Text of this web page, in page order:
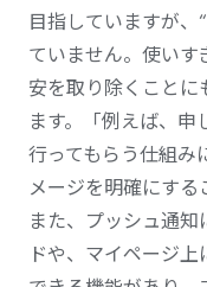
目指していますが、
ていません。使いす
安を取り除くことに
ます。「例えば、申
行ってもらう仕組み
メージを明確にする
また、プッシュ通
ドや、マイページ